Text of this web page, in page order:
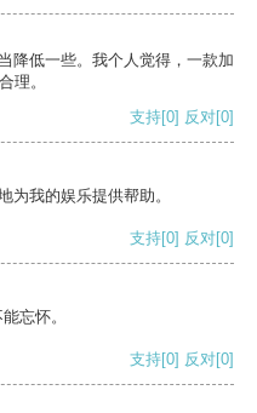
降低一些。我个人觉得，一款加
理。
支持[0] 反对[0]
为我的娱乐提供帮助。
支持[0] 反对[0]
忘怀。
支持[0] 反对[0]